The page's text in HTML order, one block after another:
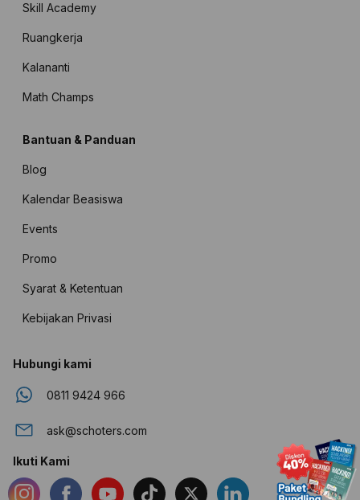
Skill Academy
Ruangkerja
Kalananti
Math Champs
Bantuan & Panduan
Blog
Kalendar Beasiswa
Events
Promo
Syarat & Ketentuan
Kebijakan Privasi
Hubungi kami
0811 9424 966
ask@schoters.com
Ikuti Kami